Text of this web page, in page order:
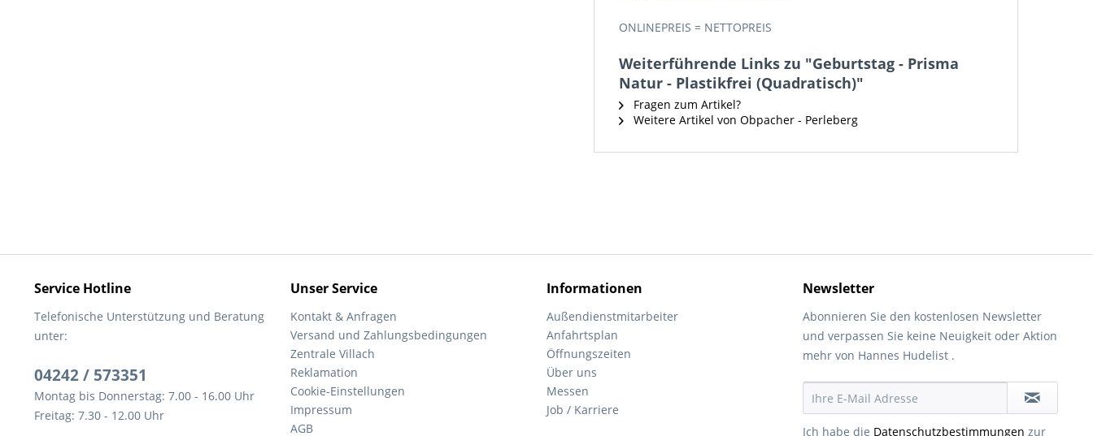
ONLINEPREIS = NETTOPREIS
Weiterführende Links zu "Geburtstag - Prisma
Natur - Plastikfrei (Quadratisch)"
Fragen zum Artikel?
Weitere Artikel von Obpacher - Perleberg
Service Hotline
Telefonische Unterstützung und Beratung
unter:
04242 / 573351
Montag bis Donnerstag: 7.00 - 16.00 Uhr
Freitag: 7.30 - 12.00 Uhr
Unser Service
Kontakt & Anfragen
Versand und Zahlungsbedingungen
Zentrale Villach
Reklamation
Cookie-Einstellungen
Impressum
AGB
Informationen
Außendienstmitarbeiter
Anfahrtsplan
Öffnungszeiten
Über uns
Messen
Job / Karriere
Newsletter
Abonnieren Sie den kostenlosen Newsletter
und verpassen Sie keine Neuigkeit oder Aktion
mehr von Hannes Hudelist .
Ich habe die Datenschutzbestimmungen zur